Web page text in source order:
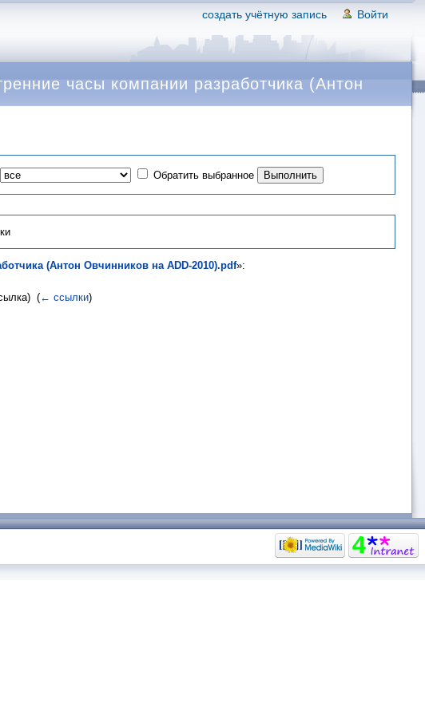
создать учётную запись Войти
часы компании разработчика (Антон
Обратить выбранное
(Антон Овчинников на ADD-2010).pdf»:
(← ссылки)